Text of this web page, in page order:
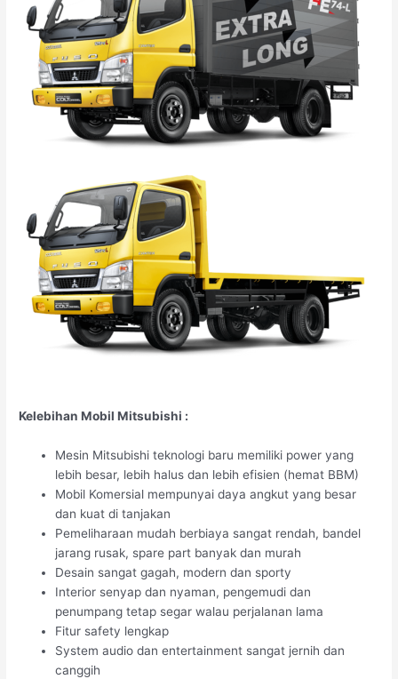
Kelebihan Mobil Mitsubishi :
Mesin Mitsubishi teknologi baru memiliki power yang
lebih besar, lebih halus dan lebih efisien (hemat BBM)
Mobil Komersial mempunyai daya angkut yang besar
dan kuat di tanjakan
Pemeliharaan mudah berbiaya sangat rendah, bandel
jarang rusak, spare part banyak dan murah
Desain sangat gagah, modern dan sporty
Interior senyap dan nyaman, pengemudi dan
penumpang tetap segar walau perjalanan lama
Fitur safety lengkap
System audio dan entertainment sangat jernih dan
canggih